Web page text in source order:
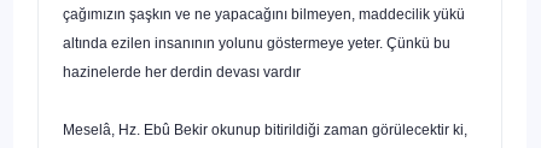
çağımızın şaşkın ve ne yapacağını bilmeyen, maddecilik yükü
altında ezilen insanının yolunu göstermeye yeter. Çünkü bu
hazinelerde her derdin devası vardır
Meselâ, Hz. Ebû Bekir okunup bitirildiği zaman görülecek­tir ki,